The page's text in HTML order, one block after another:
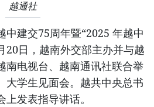
越通社
建交75周年暨“2025 年越中
20日，越南外交部主办并与越
南电视台、越南通讯社联合举
大学生见面会。越共中央总书
发表指导讲话。